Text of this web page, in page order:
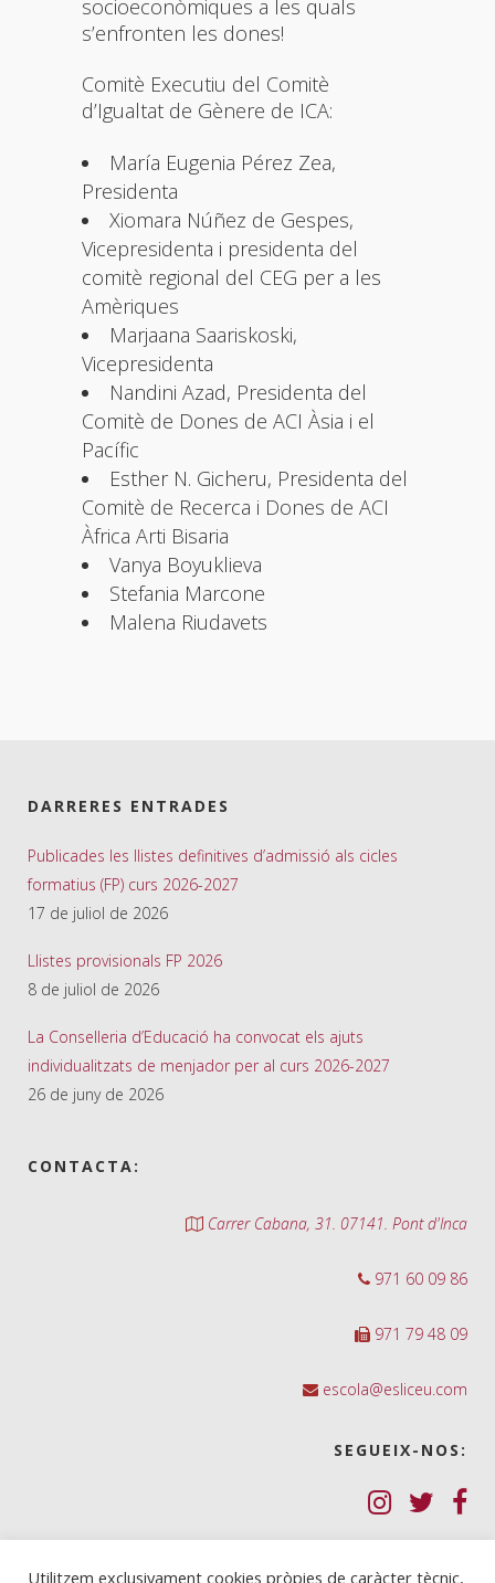
socioeconòmiques a les quals
s’enfronten les dones!
Comitè Executiu del Comitè
d’Igualtat de Gènere de ICA:
María Eugenia Pérez Zea,
Presidenta
Xiomara Núñez de Gespes,
Vicepresidenta i presidenta del
comitè regional del CEG per a les
Amèriques
Marjaana Saariskoski,
Vicepresidenta
Nandini Azad, Presidenta del
Comitè de Dones de ACI Àsia i el
Pacífic
Esther N. Gicheru, Presidenta del
Comitè de Recerca i Dones de ACI
Àfrica Arti Bisaria
Vanya Boyuklieva
Stefania Marcone
Malena Riudavets
DARRERES ENTRADES
Publicades les llistes definitives d’admissió als cicles
formatius (FP) curs 2026-2027
17 de juliol de 2026
Llistes provisionals FP 2026
8 de juliol de 2026
La Conselleria d’Educació ha convocat els ajuts
individualitzats de menjador per al curs 2026-2027
26 de juny de 2026
CONTACTA:
Carrer Cabana, 31. 07141. Pont d'Inca
971 60 09 86
971 79 48 09
escola@esliceu.com
SEGUEIX-NOS:
Política de Galetes (cookies)
Utilitzem exclusivament cookies pròpies de caràcter tècnic,